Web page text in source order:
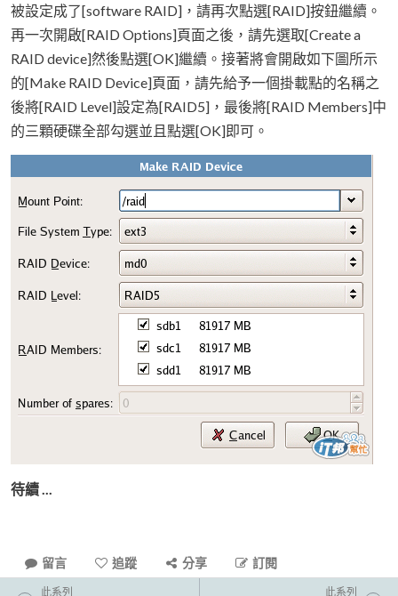
被設定成了[software RAID]，請再次點選[RAID]按鈕繼續。
再一次開啟[RAID Options]頁面之後，請先選取[Create a
RAID device]然後點選[OK]繼續。接著將會開啟如下圖所示
的[Make RAID Device]頁面，請先給予一個掛載點的名稱之
後將[RAID Level]設定為[RAID5]，最後將[RAID Members]中
的三顆硬碟全部勾選並且點選[OK]即可。
待續 ...
留言 追蹤 分享 訂閱
此系列 此系列